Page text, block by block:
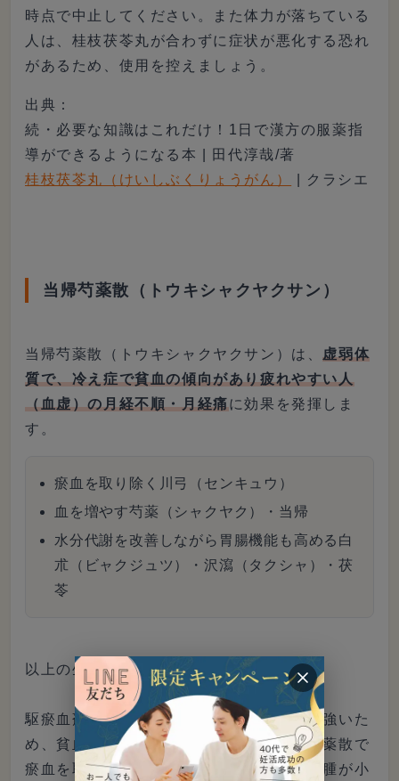
時点で中止してください。また体力が落ちている
人は、桂枝茯苓丸が合わずに症状が悪化する恐れ
があるため、使用を控えましょう。
出典：
続・必要な知識はこれだけ！1日で漢方の服薬指
導ができるようになる本 | 田代淳哉/著
桂枝茯苓丸（けいしぶくりょうがん）
| クラシエ
当帰芍薬散（トウキシャクヤクサン）
当帰芍薬散（トウキシャクヤクサン）は、虚弱体
質で、冷え症で貧血の傾向があり疲れやすい人
（血虚）の月経不順・月経痛に効果を発揮しま
す。
瘀血を取り除く川弓（センキュウ）
血を増やす芍薬（シャクヤク）・当帰
水分代謝を改善しながら胃腸機能も高める白
朮（ビャクジュツ）・沢瀉（タクシャ）・茯
苓
以上の生薬で構成される漢方薬です。
駆瘀血剤ではあるものの、血を補う効果が強いた
め、貧血が強い人に処方されます。当帰芍薬散で
瘀血を取り除き、血を増やすことで子宮筋腫が小